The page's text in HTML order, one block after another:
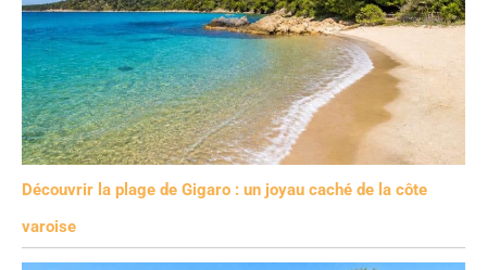
Découvrir la plage de Gigaro : un joyau caché de la côte
varoise